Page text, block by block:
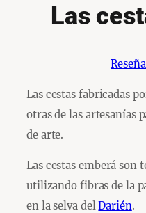
Las
Las cestas fabricadas
otras de las artesanías
de arte.
Las cestas emberá son
utilizando fibras de la
en la selva delDarién.